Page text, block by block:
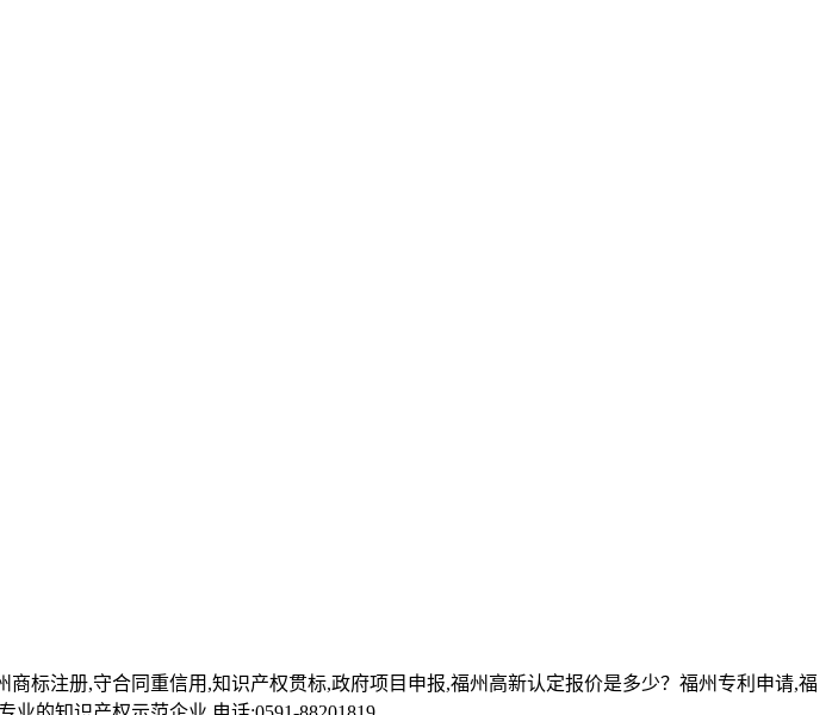
标注册,守合同重信用,知识产权贯标,政府项目申报,福州高新认定报价是多少？福州专利申请,福